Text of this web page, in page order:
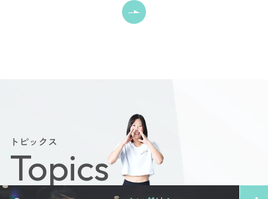
トピックス
Topics